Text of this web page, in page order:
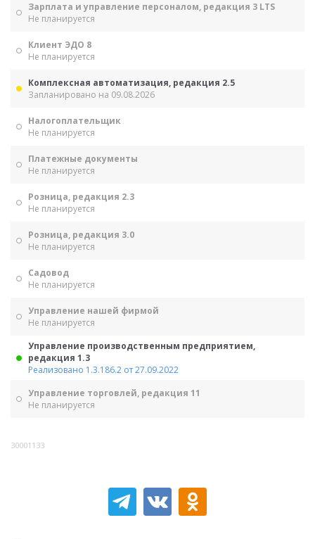
Зарплата и управление персоналом, редакция 3 LTS
Не планируется
Клиент ЭДО 8
Не планируется
Комплексная автоматизация, редакция 2.5
Запланировано на 09.08.2026
Налогоплательщик
Не планируется
Платежные документы
Не планируется
Розница, редакция 2.3
Не планируется
Розница, редакция 3.0
Не планируется
Садовод
Не планируется
Управление нашей фирмой
Не планируется
Управление производственным предприятием,
редакция 1.3
Реализовано 1.3.186.2 от 27.09.2022
Управление торговлей, редакция 11
Не планируется
30001133